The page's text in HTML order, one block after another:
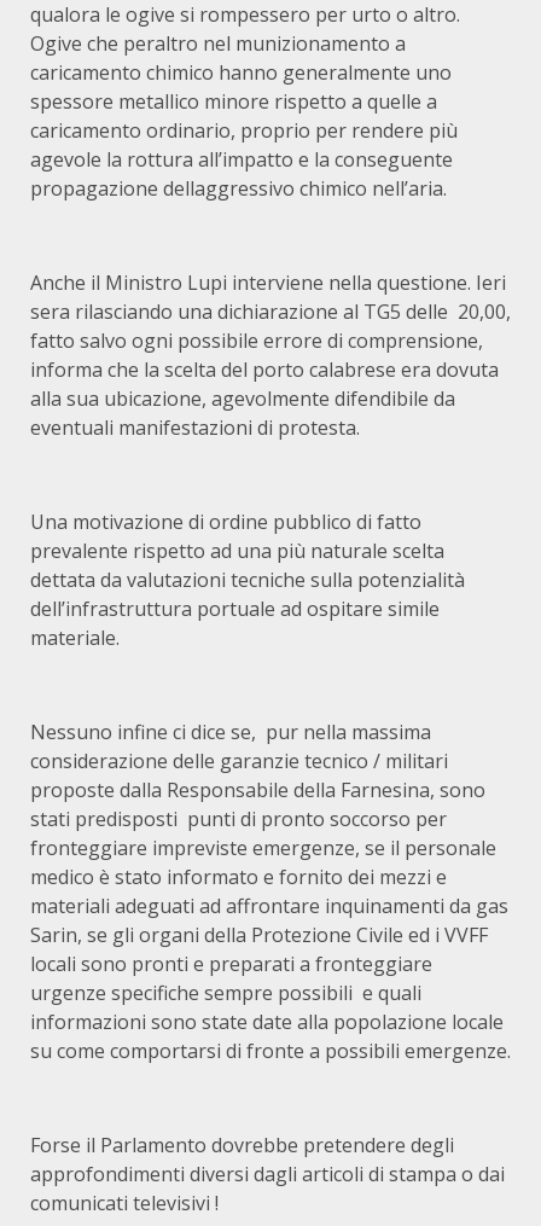
qualora le ogive si rompessero per urto o altro.
Ogive che peraltro nel munizionamento a
caricamento chimico hanno generalmente uno
spessore metallico minore rispetto a quelle a
caricamento ordinario, proprio per rendere più
agevole la rottura all’impatto e la conseguente
propagazione dellaggressivo chimico nell’aria.
Anche il Ministro Lupi interviene nella questione. Ieri
sera rilasciando una dichiarazione al TG5 delle 20,00,
fatto salvo ogni possibile errore di comprensione,
informa che la scelta del porto calabrese era dovuta
alla sua ubicazione, agevolmente difendibile da
eventuali manifestazioni di protesta.
Una motivazione di ordine pubblico di fatto
prevalente rispetto ad una più naturale scelta
dettata da valutazioni tecniche sulla potenzialità
dell’infrastruttura portuale ad ospitare simile
materiale.
Nessuno infine ci dice se, pur nella massima
considerazione delle garanzie tecnico / militari
proposte dalla Responsabile della Farnesina, sono
stati predisposti punti di pronto soccorso per
fronteggiare impreviste emergenze, se il personale
medico è stato informato e fornito dei mezzi e
materiali adeguati ad affrontare inquinamenti da gas
Sarin, se gli organi della Protezione Civile ed i VVFF
locali sono pronti e preparati a fronteggiare
urgenze specifiche sempre possibili e quali
informazioni sono state date alla popolazione locale
su come comportarsi di fronte a possibili emergenze.
Forse il Parlamento dovrebbe pretendere degli
approfondimenti diversi dagli articoli di stampa o dai
comunicati televisivi !